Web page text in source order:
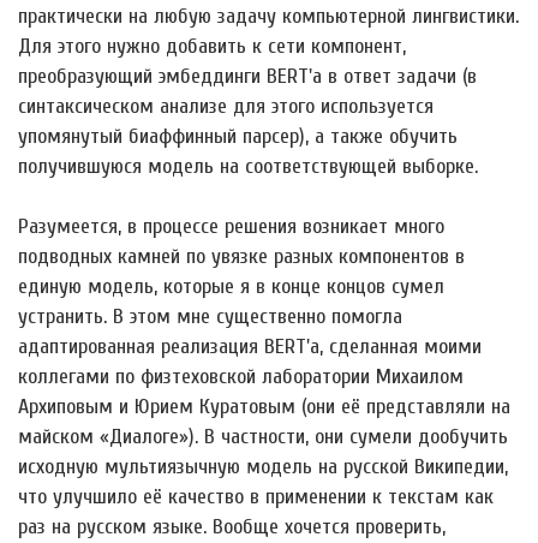
практически на любую задачу компьютерной лингвистики.
Для этого нужно добавить к сети компонент,
преобразующий эмбеддинги BERT'а в ответ задачи (в
синтаксическом анализе для этого используется
упомянутый биаффинный парсер), а также обучить
получившуюся модель на соответствующей выборке.
Разумеется, в процессе решения возникает много
подводных камней по увязке разных компонентов в
единую модель, которые я в конце концов сумел
устранить. В этом мне существенно помогла
адаптированная реализация BERT'а, сделанная моими
коллегами по физтеховской лаборатории Михаилом
Архиповым и Юрием Куратовым (они её представляли на
майском «Диалоге»). В частности, они сумели дообучить
исходную мультиязычную модель на русской Википедии,
что улучшило её качество в применении к текстам как
раз на русском языке. Вообще хочется проверить,